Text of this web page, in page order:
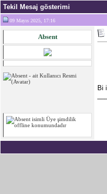
Tekil Mesaj gösterimi
09 Mayıs 2025, 17:16
Absent
Bi